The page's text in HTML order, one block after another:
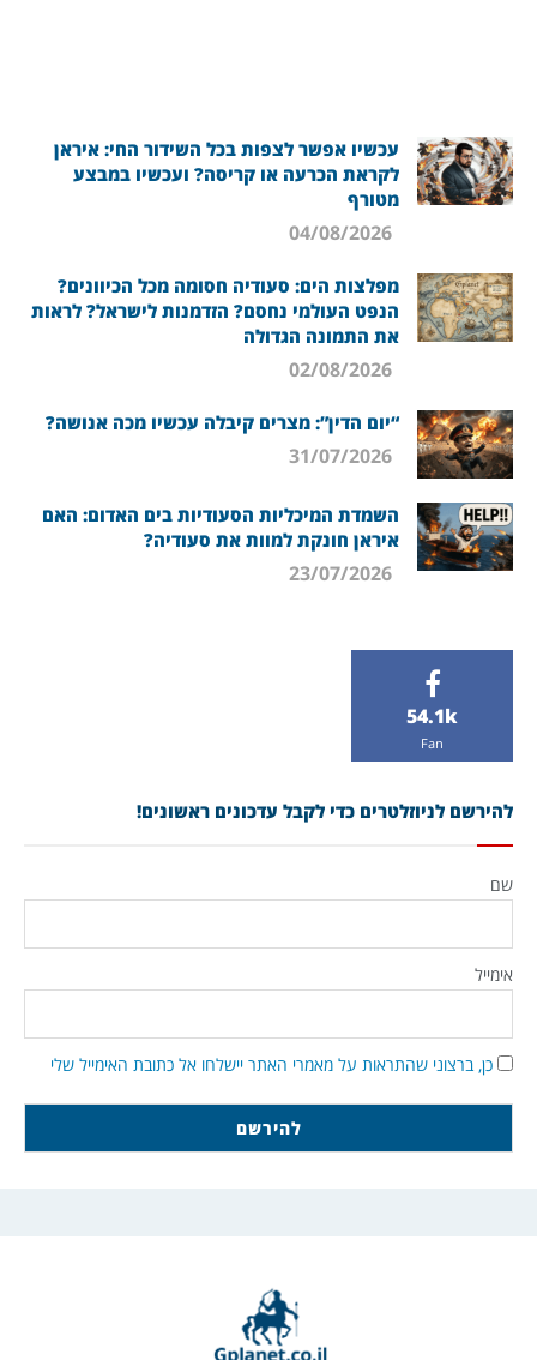
עכשיו אפשר לצפות בכל השידור החי: איראן
לקראת הכרעה או קריסה? ועכשיו במבצע
מטורף
מפלצות הים: סעודיה חסומה מכל הכיוונים?
הנפט העולמי נחסם? הזדמנות לישראל? לראות
את התמונה הגדולה
“יום הדין”: מצרים קיבלה עכשיו מכה אנושה?
השמדת המיכליות הסעודיות בים האדום: האם
איראן חונקת למוות את סעודיה?
54.1k
Fan
להירשם לניוזלטרים כדי לקבל עדכונים ראשונים!
שם
אימייל
כן, ברצוני שהתראות על מאמרי האתר יישלחו אל כתובת האימייל שלי